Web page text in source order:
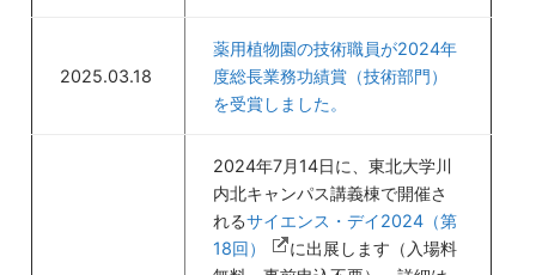
薬用植物園紹介ビデオ
植物園スナップ
トリカブトとニリンソウ
2025.03.18
薬用植物園の技術職員が2024年
度総長業務功績賞（技術部門）
を受賞しました。
2024年7月14日に、東北大学川
内北キャンパス講義棟で開催さ
れるサイエンス・デイ2024（第
18回）
に出展します（入場料